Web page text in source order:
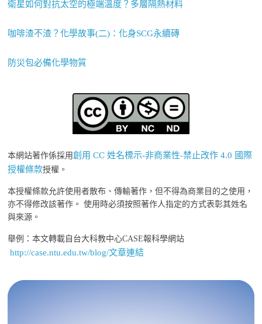
衛星如何對抗太空的極端溫度？多層隔熱材料
咖啡渣不渣？化學故事(二)：化身SCG永續磚
防災包必備化學物質
本網站著作係採用創用 CC 姓名標示-非商業性-禁止改作 4.0 國際
授權條款授權。
本授權條款允許使用者散布、傳輸著作，但不得為商業目的之使用，
亦不得修改該著作。 使用時必須按照著作人指定的方式表彰其姓名
與來源。
舉例：本文轉載自台大科教中心CASE報科學網站
http://case.ntu.edu.tw/blog/文章連結